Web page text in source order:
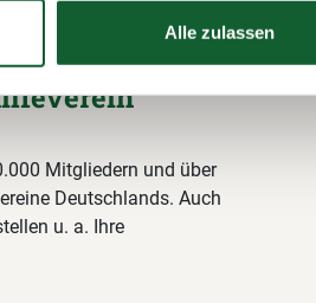
Alle zulassen
Mitgliedern und über
Deutschlands. Auch
u. a. Ihre